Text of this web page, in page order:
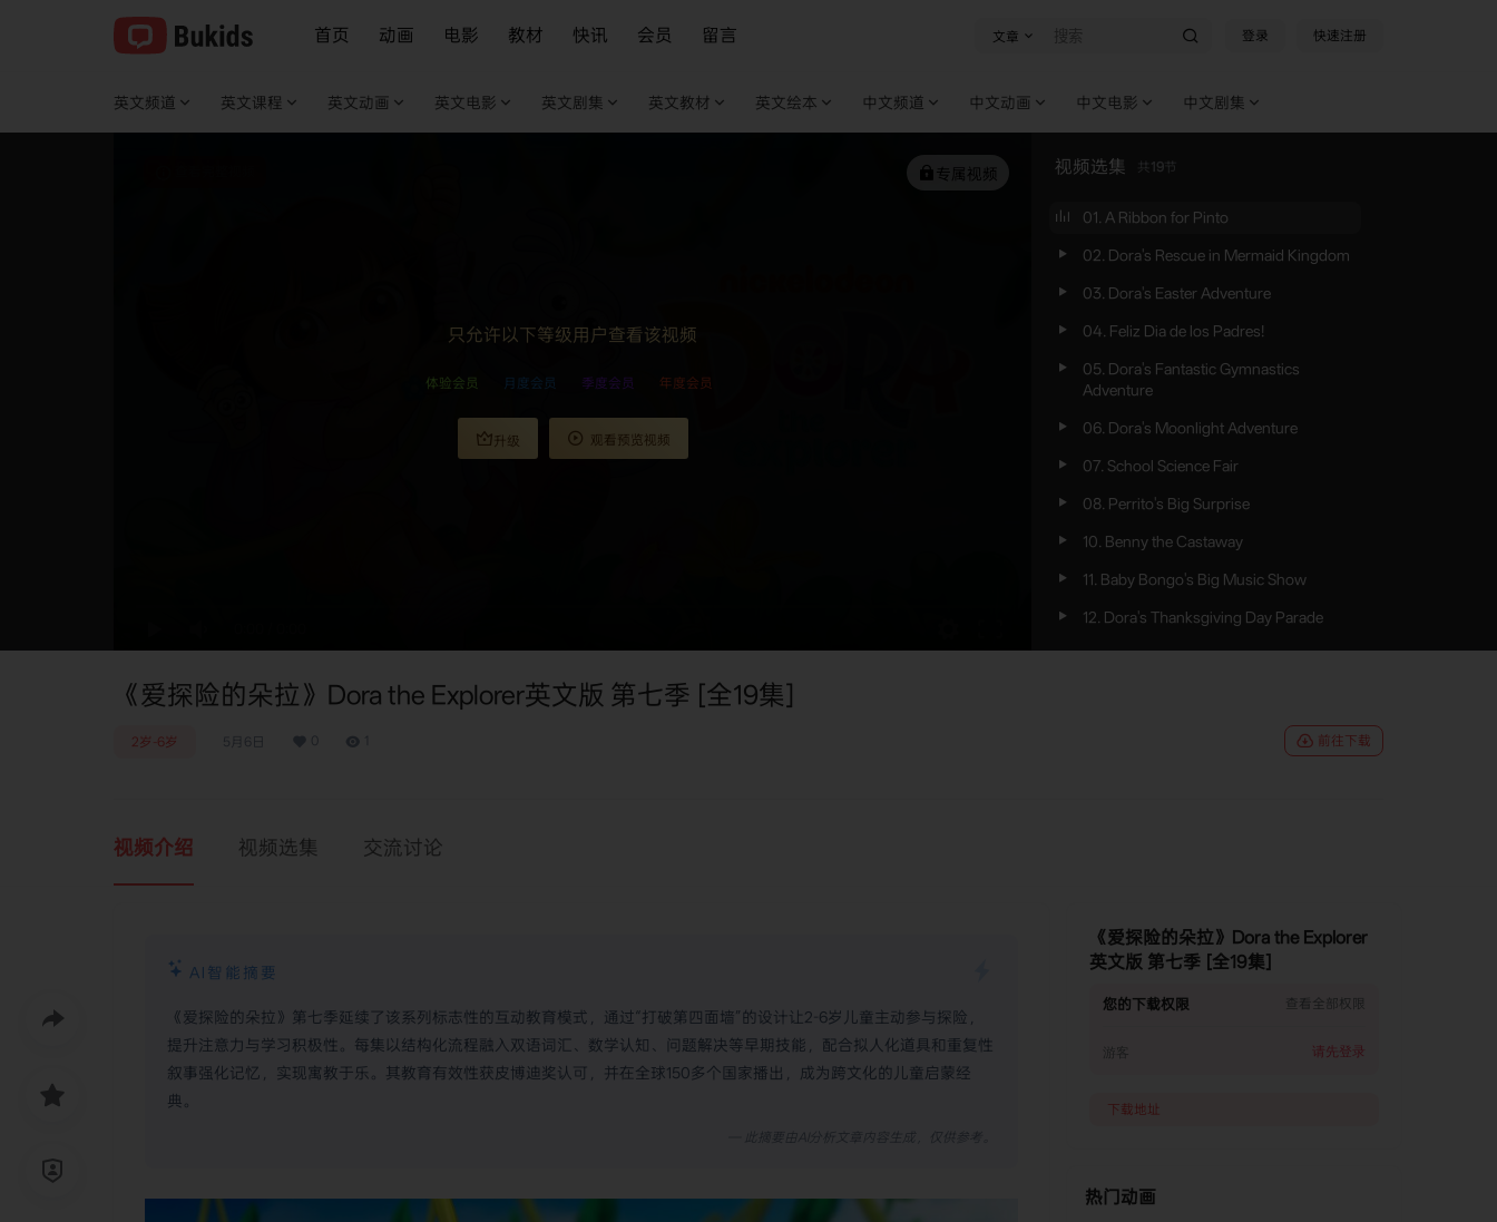
首页 动画 电影 教材 快讯 会员 留言 文章 登录 快速注册
英文频道 英文课程 英文动画 英文电影 英文剧集 英文教材 英文绘本 中文频道 中文动画 中文电影 中文剧集
专属视频
只允许以下等级用户查看该视频
体验会员 月度会员 季度会员 年度会员
升级 观看预览视频
视频选集 共 19 节
01. A Ribbon for Pinto
02. Dora's Rescue in Mermaid Kingdom
03. Dora's Easter Adventure
04. Feliz Dia de los Padres!
05. Dora's Fantastic Gymnastics
Adventure
06. Dora's Moonlight Adventure
07. School Science Fair
08. Perrito's Big Surprise
10. Benny the Castaway
11. Baby Bongo's Big Music Show
12. Dora's Thanksgiving Day Parade
13. Book Explorers
20. Dora in Wonderland
《爱探险的朵拉》Dora the Explorer英文版 第七季 [全19集]
2岁-6岁 5月6日 前往下载
视频介绍 视频选集 交流讨论
AI智能摘要
《爱探险的朵拉》第七季延续了该系列标志性的互动教育模式，通过“打破第四面墙”的设计让2-6岁儿童主动参与探险，
提升注意力与学习积极性。每集以结构化流程融入双语词汇、数学认知、问题解决等早期技能，配合拟人化道具和重复性
叙事强化记忆，实现寓教于乐。其教育有效性获皮博迪奖认可，并在全球150多个国家播出，成为跨文化的儿童启蒙经
典。
《爱探险的朵拉》Dora the Explorer
英文版 第七季 [全19集]
您的下载权限 查看全部权限
游客 请先登录
下载地址
热门动画